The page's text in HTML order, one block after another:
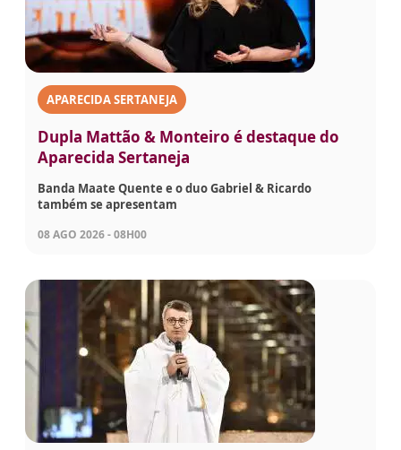
APARECIDA SERTANEJA
Dupla Mattão & Monteiro é destaque do
Aparecida Sertaneja
Banda Maate Quente e o duo Gabriel & Ricardo
também se apresentam
08 AGO 2026 - 08H00